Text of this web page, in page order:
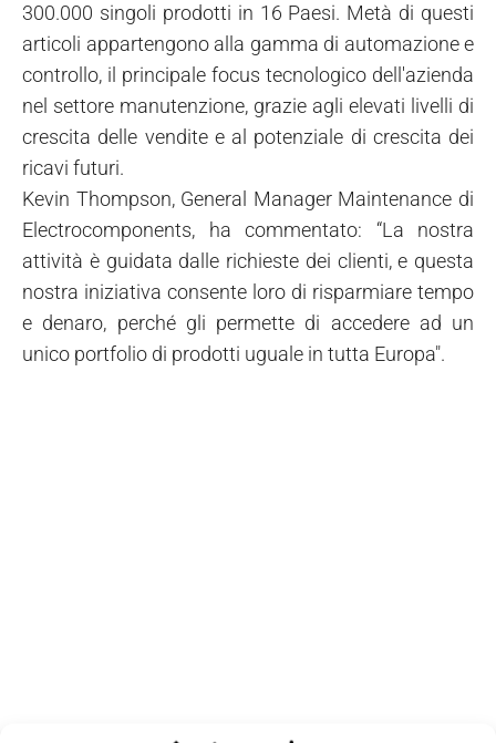
300.000 singoli prodotti in 16 Paesi. Metà di questi
articoli appartengono alla gamma di automazione e
controllo, il principale focus tecnologico dell'azienda
nel settore manutenzione, grazie agli elevati livelli di
crescita delle vendite e al potenziale di crescita dei
ricavi futuri.
Kevin Thompson, General Manager Maintenance di
Electrocomponents, ha commentato: “La nostra
attività è guidata dalle richieste dei clienti, e questa
nostra iniziativa consente loro di risparmiare tempo
e denaro, perché gli permette di accedere ad un
unico portfolio di prodotti uguale in tutta Europa".